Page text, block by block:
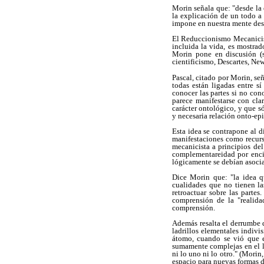
Morin señala que: "desde la
la explicación de un todo a
impone en nuestra mente
El Reduccionismo
incluida la vida, es
Morin pone en discusión
cientificismo, Descartes,
Pascal, citado por Morin,
todas están ligadas entre sí
conocer las partes si no
parece manifestarse con
carácter ontológico, y que
y necesaria relación onto-
Esta idea se contrapone al
manifestaciones como
mecanicista a principios
complementareidad por
lógicamente se debían
Dice Morin que: "la idea
cualidades que no tienen
retroactuar sobre las
comprensión de la
comprensión.
Además resalta el
ladrillos elementales
átomo, cuando se vió que
sumamente complejas en
ni lo uno ni lo otro." (Morin,
espacio para nuevas formas